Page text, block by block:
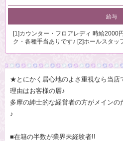
給与
[1]カウンター・フロアレディ 時給2000
ク・各種手当ありです♪ [2]ホールスタッ
★とにかく居心地のよさ重視なら当
理由はお客様の層♪
多摩の紳士的な経営者の方がメイン
♪
■在籍の半数が業界未経験者!!